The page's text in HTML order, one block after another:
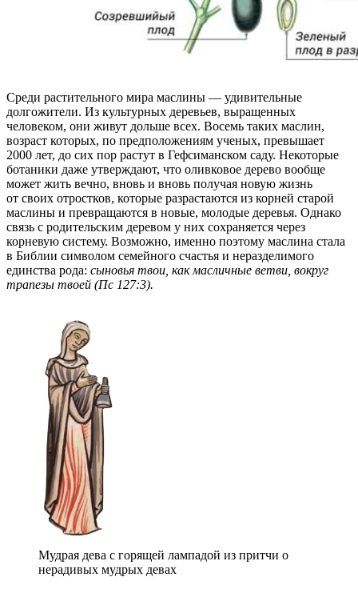
Среди растительного мира маслины — удивительные
долгожители. Из культурных деревьев, выращенных
человеком, они живут дольше всех. Восемь таких маслин,
возраст которых, по предположениям ученых, превышает
2000 лет, до сих пор растут в Гефсиманском саду. Некоторые
ботаники даже утверждают, что оливковое дерево вообще
может жить вечно, вновь и вновь получая новую жизнь
от своих отростков, которые разрастаются из корней старой
маслины и превращаются в новые, молодые деревья. Однако
связь с родительским деревом у них сохраняется через
корневую систему. Возможно, именно поэтому маслина стала
в Библии символом семейного счастья и неразделимого
единства рода: сыновья твои, как масличные ветви, вокруг
трапезы твоей (Пс 127:3).
Мудрая дева с горящей лампадой из притчи о
нерадивых мудрых девах